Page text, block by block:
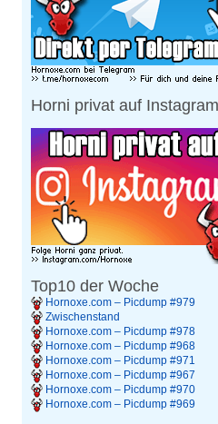
Horni privat auf Instagram
Top10 der Woche
Hornoxe.com – Picdump #979
Zwischenstand
Hornoxe.com – Picdump #978
Hornoxe.com – Picdump #968
Hornoxe.com – Picdump #971
Hornoxe.com – Picdump #967
Hornoxe.com – Picdump #970
Hornoxe.com – Picdump #969